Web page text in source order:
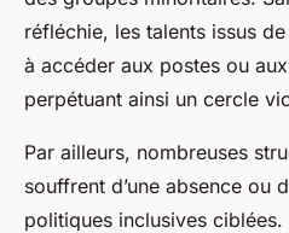
réfléchie, les talents issus
à accéder aux postes ou
perpétuant ainsi un cercle
Par ailleurs, nombreuses
souffrent d’une absence ou
politiques inclusives